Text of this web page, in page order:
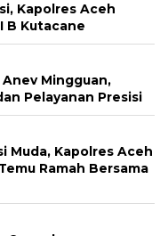
Kapolres Aceh
B Kutacane
Mingguan,
Pelayanan Presisi
Muda, Kapolres Aceh
Ramah Bersama